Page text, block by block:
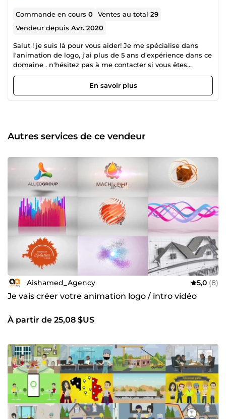
Commande en cours0 Ventes au total29
Vendeur depuisAvr. 2020
Salut ! je suis là pour vous aider! Je me spécialise dans
l'animation de logo, j'ai plus de 5 ans d'expérience dans ce
domaine . n'hésitez pas à me contacter si vous êtes
intéressé !!
En savoir plus
Autres services de ce vendeur
Aishamed_Agency 5,0 (8)
Je vais créer votre animation logo / intro vidéo
À partir de 25,08 $US